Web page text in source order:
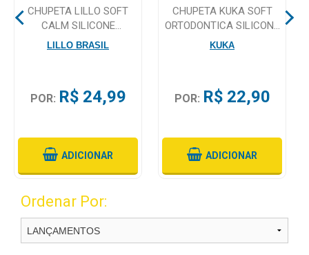
Mamãe
Medicamentos
e
Proteção
Adulto
Dermocosméticos
CHUPETA LILLO SOFT
CALM SILICONE
TAMANHO 1 ROSA
LILLO BRASIL
POR: R$ 24,99
ADICIONAR
CHUPETA KUKA SOFT
ORTODONTICA SILICONE
TAMANHO 1
KUKA
POR: R$ 22,90
ADICIONAR
Ordenar Por: